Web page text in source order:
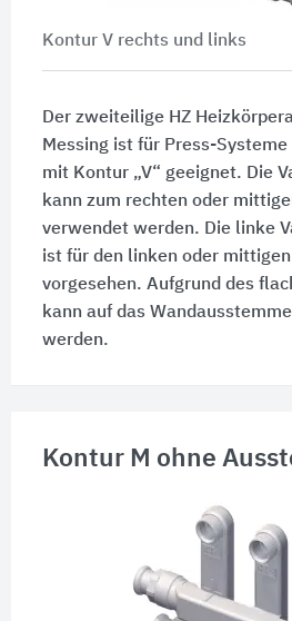
Kontur V rechts und links
Der zweiteilige HZ
Messing ist für Press-
mit Kontur „V“ geeignet. Die
kann zum rechten oder
verwendet werden. Die linke
ist für den linken oder
vorgesehen. Aufgrund des
kann auf das
werden.
Kontur M ohne